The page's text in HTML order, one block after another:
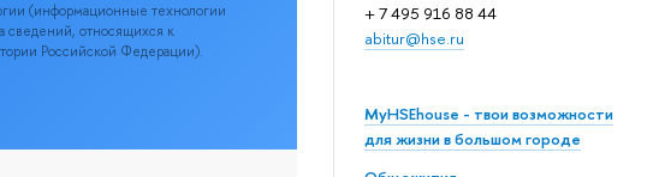
+ 7 495 916 88 44
abitur@hse.ru
MyHSEhouse - твои возможности
для жизни в большом городе
(информационные технологии
сведений, относящихся к
Российской Федерации).